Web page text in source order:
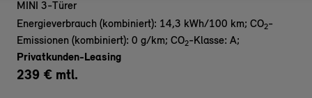
MINI 3-Türer
Energieverbrauch (kombiniert): 14,3 kWh/100 km; CO2-
Emissionen (kombiniert): 0 g/km; CO2-Klasse: A;
Privatkunden-Leasing
239 € mtl.